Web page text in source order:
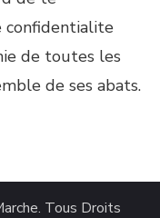
confidentialite
de toutes les
de ses abats.
. Tous Droits